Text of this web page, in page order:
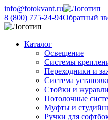
info@fotokvant.ru
8 (800) 775-24-94Обратный
Каталог
Освещение
Системы
Переходники и
Система
Стойки и журавли
Потолочные
Муфты и
Ручки для